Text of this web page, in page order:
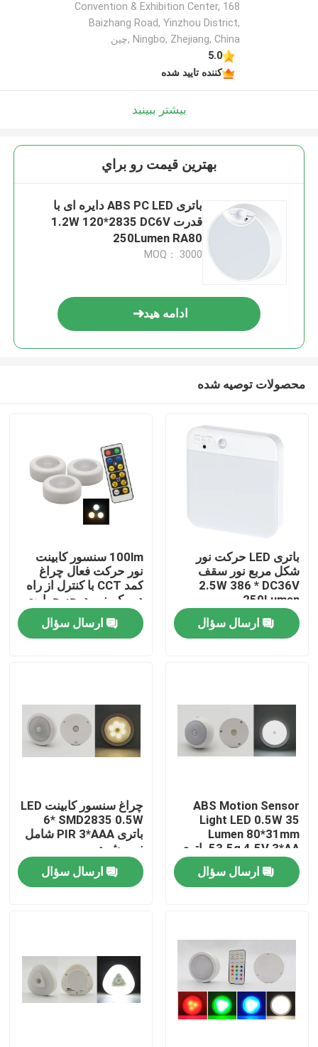
صفحه اصلی
فیلم های
درباره ما
تور کارخانه
با ما تماس بگیرید
درخواست نقل قول
Convention & Exhibition Center, 168
Baizhang Road, Yinzhou District,
Ningbo, Zhejiang, China ,چین
5.0
کننده تایید شده
بیشتر ببینید
بهترين قيمت رو براي
باتری ABS PC LED دایره ای با
قدرت 1.2W 120*2835 DC6V
250Lumen RA80
MOQ： 3000
ادامه هید
محصولات توصیه شده
باتری LED حرکت نور
شکل مربع نور سقف
2.5W 386 * DC36V
250Lumen
ارسال سؤال
100lm سنسور کابینت
نور حرکت فعال چراغ
کمد CCT با کنترل از راه
دور کم نور درجه حرارت
رنگ
ارسال سؤال
ABS Motion Sensor
Light LED 0.5W 35
Lumen 80*31mm
53.5g 4.5V 3*AA باتری
شامل نمی شود
ارسال سؤال
چراغ سنسور کابینت LED
6* SMD2835 0.5W
باتری PIR 3*AAA شامل
نمی شود
ارسال سؤال